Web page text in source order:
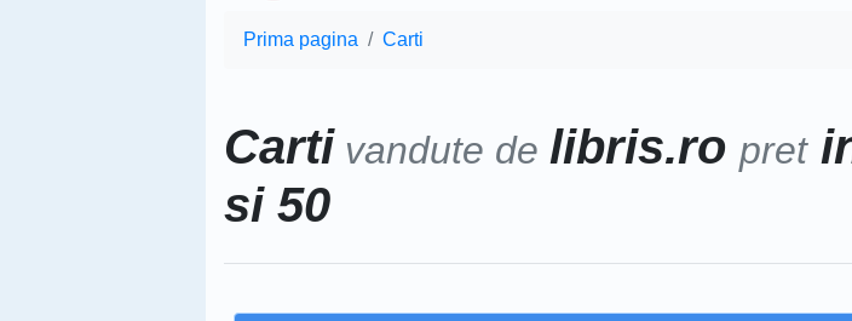
Prima pagina Carti
Carti vandute de libris.ro pret
si 50